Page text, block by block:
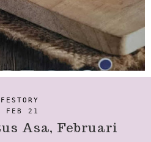
FEB 21
Asa, Februari